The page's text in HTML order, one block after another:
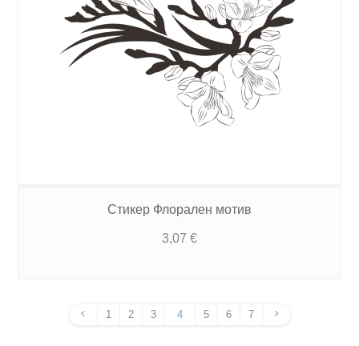
Стикер Флорален мотив
3,07 €
1 2 3 4 5 6 7